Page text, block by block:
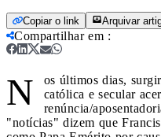
Copiar o link Arquivar
Compartilhar em :
N
os últimos dias,
católica e secular
renúncia/
"notícias" dizem que